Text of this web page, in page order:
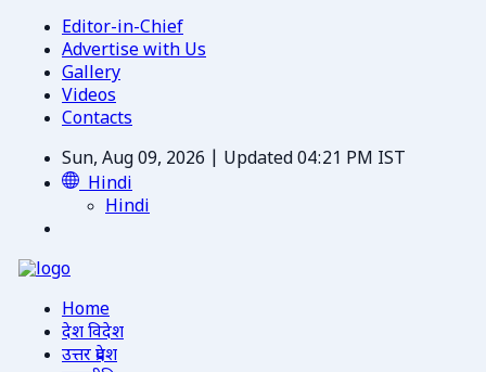
Editor-in-Chief
Advertise with Us
Gallery
Videos
Contacts
Sun, Aug 09, 2026 | Updated 04:21 PM IST
Hindi
Hindi
Home
देश विदेश
उत्तर प्रदेश